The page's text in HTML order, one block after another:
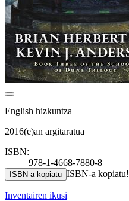
English hizkuntza
2016(e)an argitaratua
ISBN:
978-1-4668-7880-8
ISBN-a kopiatu ISBN-a kopiatu!
Inventairen ikusi